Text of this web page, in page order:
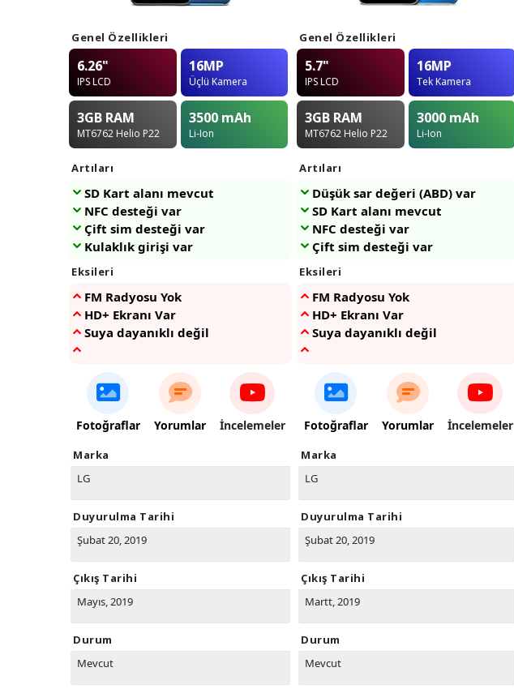
Genel Özellikleri
6.26"
IPS LCD
16MP
Üçlü Kamera
3GB RAM
MT6762 Helio P22
3500mAh
Li-Ion
Artıları
SD Kart alanı mevcut
NFC desteği var
Çift sim desteği var
Kulaklık girişi var
Eksileri
FM Radyosu Yok
HD+ Ekranı Var
Suya dayanıklı değil
Fotoğraflar Yorumlar İncelemeler
Marka
LG
Duyurulma Tarihi
Şubat 20, 2019
Çıkış Tarihi
Mayıs, 2019
Durum
Mevcut
Genel Özellikleri
5.7"
IPS LCD
16MP
Tek Kamera
3GB RAM
MT6762 Helio P22
3000mAh
Li-Ion
Artıları
Düşük sar değeri (ABD) var
SD Kart alanı mevcut
NFC desteği var
Çift sim desteği var
Eksileri
FM Radyosu Yok
HD+ Ekranı Var
Suya dayanıklı değil
Fotoğraflar Yorumlar İncelemeler
Marka
LG
Duyurulma Tarihi
Şubat 20, 2019
Çıkış Tarihi
Martt, 2019
Durum
Mevcut